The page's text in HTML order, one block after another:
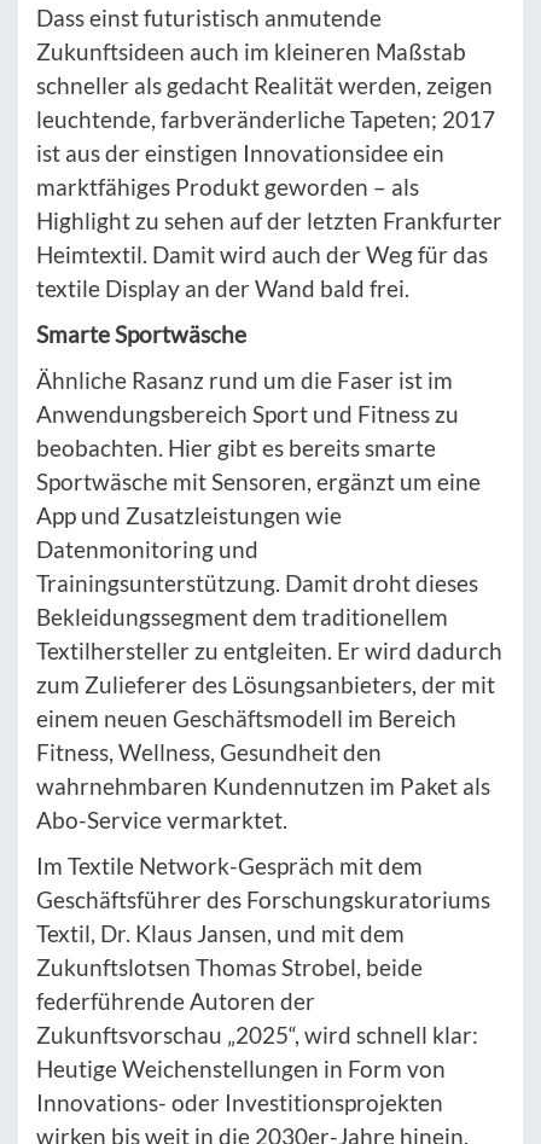
Dass einst futuristisch anmutende
Zukunftsideen auch im kleineren Maßstab
schneller als gedacht Realität werden, zeigen
leuchtende, farbveränderliche Tapeten; 2017
ist aus der einstigen Innovationsidee ein
marktfähiges Produkt geworden – als
Highlight zu sehen auf der letzten Frankfurter
Heimtextil. Damit wird auch der Weg für das
textile Display an der Wand bald frei.
Smarte Sportwäsche
Ähnliche Rasanz rund um die Faser ist im
Anwendungsbereich Sport und Fitness zu
beobachten. Hier gibt es bereits smarte
Sportwäsche mit Sensoren, ergänzt um eine
App und Zusatzleistungen wie
Datenmonitoring und
Trainingsunterstützung. Damit droht dieses
Bekleidungssegment dem traditionellem
Textilhersteller zu entgleiten. Er wird dadurch
zum Zulieferer des Lösungsanbieters, der mit
einem neuen Geschäftsmodell im Bereich
Fitness, Wellness, Gesundheit den
wahrnehmbaren Kundennutzen im Paket als
Abo-Service vermarktet.
Im Textile Network-Gespräch mit dem
Geschäftsführer des Forschungskuratoriums
Textil, Dr. Klaus Jansen, und mit dem
Zukunftslotsen Thomas Strobel, beide
federführende Autoren der
Zukunftsvorschau „2025“, wird schnell klar:
Heutige Weichenstellungen in Form von
Innovations- oder Investitionsprojekten
wirken bis weit in die 2030er-Jahre hinein.